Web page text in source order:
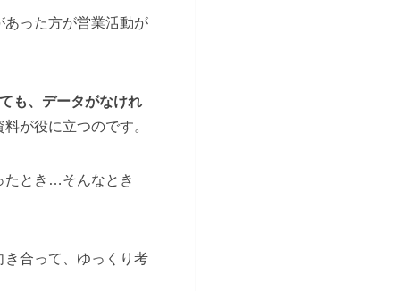
った方が営業活動が
も、データがなけれ
が役に立つのです。
たとき…そんなとき
合って、ゆっくり考